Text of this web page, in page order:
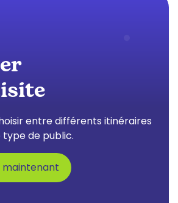
entre différents itinéraires
type de public.